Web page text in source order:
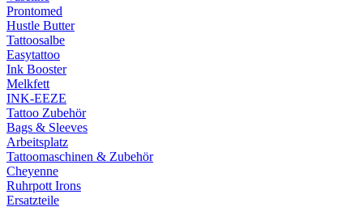
Prontomed
Hustle Butter
Tattoosalbe
Easytattoo
Ink Booster
Melkfett
INK-EEZE
Tattoo Zubehör
Bags & Sleeves
Arbeitsplatz
Tattoomaschinen & Zubehör
Cheyenne
Ruhrpott Irons
Ersatzteile